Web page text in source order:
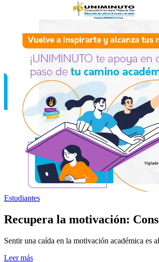
Estudiantes
Recupera la motivación:
Sentir una caída en la motivación académica es
Leer más